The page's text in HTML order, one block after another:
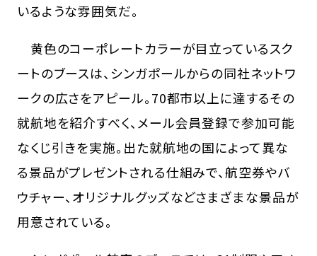
いるような雰囲気だ。
黄色のコーポレートカラーが目立っているスク
ートのブースは、シンガポールからの同社ネットワ
ークの広さをアピール。70都市以上に達するその
就航地を紹介すべく、メール会員登録で参加可能
なくじ引きを実施。出た就航地の国によって異な
る景品がプレゼントされる仕組みで、航空券やバ
ウチャー、オリジナルグッズなどさまざまな景品が
用意されている。